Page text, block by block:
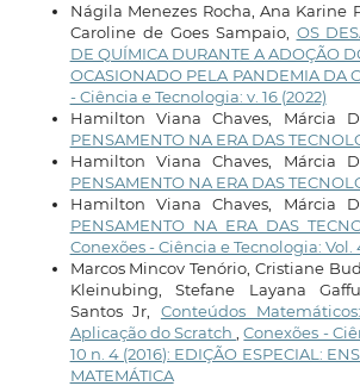
Nágila Menezes Rocha, Ana Karine
Caroline de Goes Sampaio, OS
DE QUÍMICA DURANTE A ADOÇÃO
OCASIONADO PELA PANDEMIA DA
- Ciência e Tecnologia: v. 16 (2022)
Hamilton Viana Chaves, Márcia
PENSAMENTO NA ERA DAS
Hamilton Viana Chaves, Márcia
PENSAMENTO NA ERA DAS
Hamilton Viana Chaves, Márcia
PENSAMENTO NA ERA DAS
Conexões - Ciência e Tecnologia: Vol.
Marcos Mincov Tenório, Cristiane
Kleinubing, Stefane Layana
Santos Jr, Conteúdos
Aplicação do Scratch
,Conexões -
10 n. 4 (2016): EDIÇÃO ESPECIAL:
MATEMÁTICA